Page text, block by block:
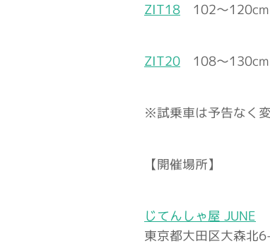
ZIT18 102～
ZIT20 108～
※試乗車は予告なく
【開催場所】
じてんしゃ屋 JUNE
東京都大田区大森北